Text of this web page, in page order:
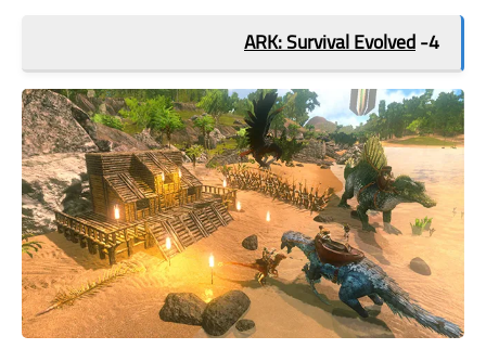
4-
ARK: Survival Evolved